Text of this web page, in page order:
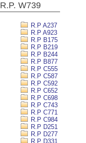
R.P. W739
R.P A237
R.P A923
R.P B175
R.P B219
R.P B244
R.P B877
R.P C555
R.P C587
R.P C592
R.P C652
R.P C698
R.P C743
R.P C771
R.P C984
R.P D251
R.P D277
R.P D331